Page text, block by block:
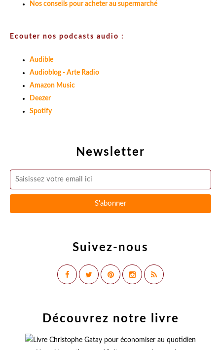
Newsletter
Suivez-nous
Nos conseils pour acheter au supermarché
Ecouter nos podcasts audio :
Audible
Audioblog - Arte Radio
Amazon Music
Deezer
Spotify
Découvrez notre livre